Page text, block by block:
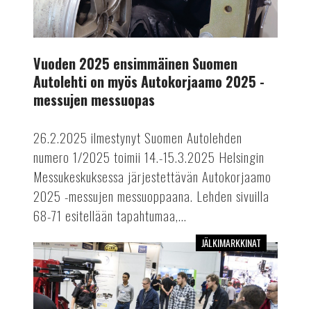
2025
-
messuopas
Vuoden 2025 ensimmäinen Suomen
Autolehti on myös Autokorjaamo 2025 -
messujen messuopas
26.2.2025 ilmestynyt Suomen Autolehden
numero 1/2025 toimii 14.-15.3.2025 Helsingin
Messukeskuksessa järjestettävän Autokorjaamo
2025 -messujen messuoppaana. Lehden sivuilla
68-71 esitellään tapahtumaa,...
Älykkäitä
ratkaisuja
Autokorjaamomessuilta
JÄLKIMARKKINAT